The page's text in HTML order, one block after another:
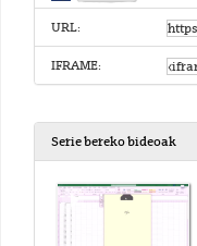
URL:
IFRAME:
Serie bereko bideoak